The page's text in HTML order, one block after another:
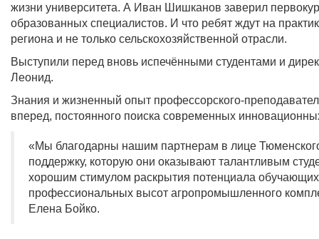
жизни университета. А Иван Шишканов заверил
образованных специалистов. И что ребят ждут на
региона и не только сельскохозяйственной отрасли.
Выступили перед вновь испечёнными студентами и
Леонид.
Знания и жизненный опыт профессорского-
вперед, постоянного поиска современных
«Мы благодарны нашим партнерам в лице
поддержку, которую они оказывают талантливым
хорошим стимулом раскрытия потенциала
профессиональных высот агропромышленного
Елена Бойко.